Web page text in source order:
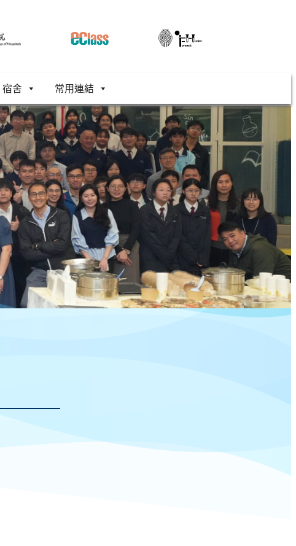
宿舍 常用連結